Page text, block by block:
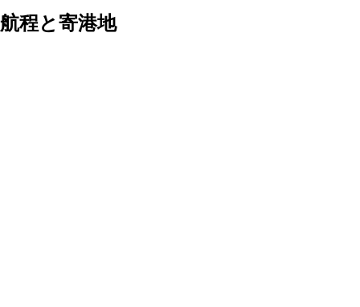
航程と寄港地